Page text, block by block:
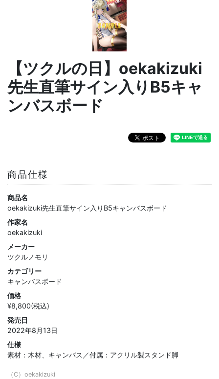
【ツクルの日】oekakizuki
先生直筆サイン入りB5キャ
ンバスボード
商品仕様
商品名
oekakizuki先生直筆サイン入りB5キャンバスボード
作家名
oekakizuki
メーカー
ツクルノモリ
カテゴリー
キャンバスボード
価格
¥8,800(税込)
発売日
2022年8月13日
仕様
素材：木材、キャンバス／付属：アクリル製スタンド脚
（C）oekakizuki